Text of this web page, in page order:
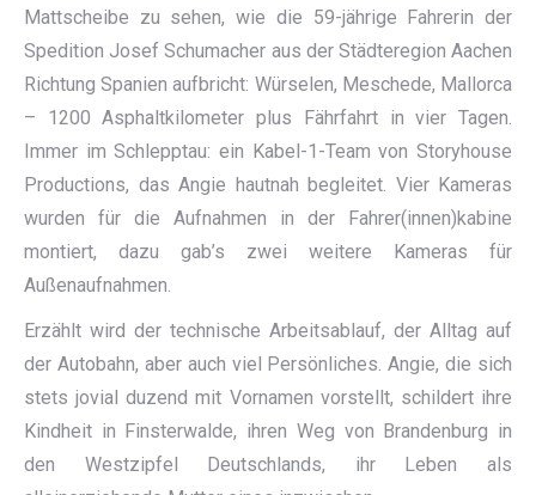
Mattscheibe zu sehen, wie die 59-jährige Fahrerin der
Spedition Josef Schumacher aus der Städteregion Aachen
Richtung Spanien aufbricht: Würselen, Meschede, Mallorca
– 1200 Asphaltkilometer plus Fährfahrt in vier Tagen.
Immer im Schlepptau: ein Kabel-1-Team von Storyhouse
Productions, das Angie hautnah begleitet. Vier Kameras
wurden für die Aufnahmen in der Fahrer(innen)kabine
montiert, dazu gab’s zwei weitere Kameras für
Außenaufnahmen.
Erzählt wird der technische Arbeitsablauf, der Alltag auf
der Autobahn, aber auch viel Persönliches. Angie, die sich
stets jovial duzend mit Vornamen vorstellt, schildert ihre
Kindheit in Finsterwalde, ihren Weg von Brandenburg in
den Westzipfel Deutschlands, ihr Leben als